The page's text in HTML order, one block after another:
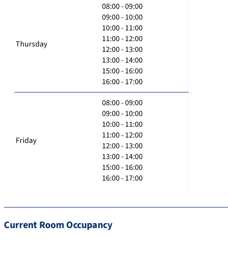
Thursday
08:00 - 09:00
09:00 - 10:00
10:00 - 11:00
11:00 - 12:00
12:00 - 13:00
13:00 - 14:00
15:00 - 16:00
16:00 - 17:00
Friday
08:00 - 09:00
09:00 - 10:00
10:00 - 11:00
11:00 - 12:00
12:00 - 13:00
13:00 - 14:00
15:00 - 16:00
16:00 - 17:00
Current Room Occupancy